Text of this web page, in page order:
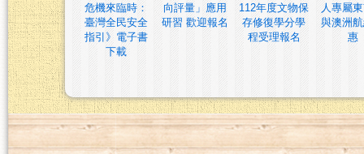
危機來臨時：
臺灣全民安全
指引》電子書
下載
向評量」應用
研習 歡迎報名
112年度文物保
存修復學分學
程受理報名
人專屬
與澳洲
惠